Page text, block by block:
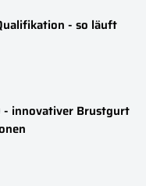
- so läuft
- innovativer Brustgurt